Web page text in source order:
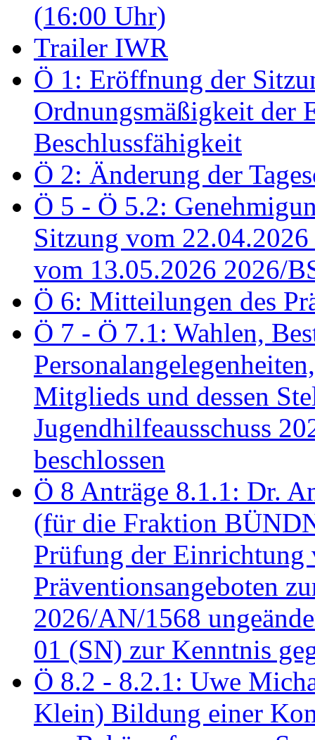
(16:00 Uhr)
Trailer IWR
Ö 1: Eröffnung der
Ordnungsmäßigkeit der
Beschlussfähigkeit
Ö 2: Änderung der
Ö 5 - Ö 5.2:
Sitzung vom
vom 13.05.2026 2026/
Ö 6: Mitteilungen des
Ö 7 - Ö 7.1: Wahlen,
Mitglieds und dessen
Jugendhilfeausschuss
beschlossen
Ö 8 Anträge 8.1.1: Dr.
(für die Fraktion
Prüfung der Einrichtung
Präventionsangeboten
2026/AN/1568
01 (SN) zur Kenntnis
Ö 8.2 - 8.2.1: Uwe
Klein) Bildung einer